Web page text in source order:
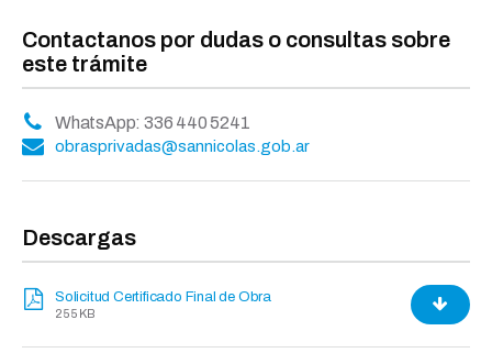
Contactanos por dudas o consultas sobre
este trámite
WhatsApp: 336 440 5241
obrasprivadas@sannicolas.gob.ar
Descargas
Solicitud Certificado Final de Obra
255 KB